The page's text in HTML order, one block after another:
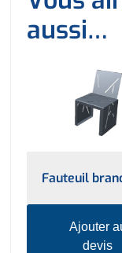
aussi…
Fauteuil
Ajouter
devis